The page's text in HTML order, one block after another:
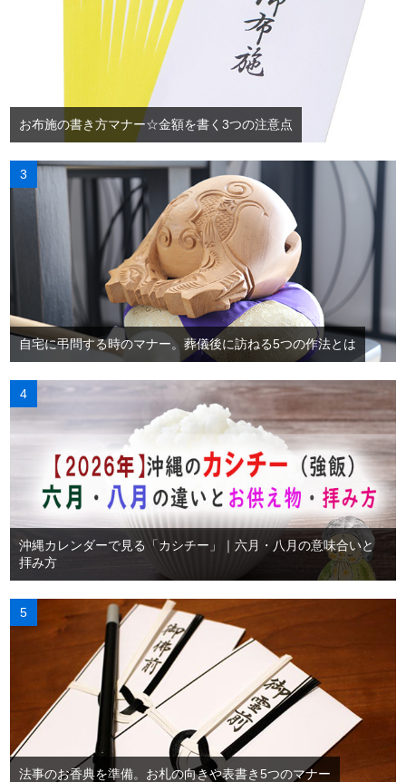
お布施の書き方マナー☆金額を書く3つの注意点
自宅に弔問する時のマナー。葬儀後に訪ねる5つの作法とは
沖縄カレンダーで見る「カシチー」｜六月・八月の意味合いと
拝み方
法事のお香典を準備。お札の向きや表書き5つのマナー